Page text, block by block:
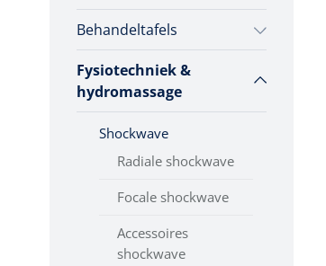
Incontinentiezorg
Injectiemateriaal
Infrastructuur
Instrumenten
Monitoring
Wondzorg
Hand/arm revalidatie
Rug- & nekrevalidatie
beweging
Actieve/passieve
bewegingstrainers
Accessoires
Evaluatie &
multifunctionele
krachttraining
Evenwicht &
proprioceptie
Behandeltafels
2-delige
Meerdelige
3-delige
Bobath
Draagbaar
Fysiotechniek &
hydromassage
Shockwave
Radiale shockwave
Focale shockwave
Accessoires
shockwave